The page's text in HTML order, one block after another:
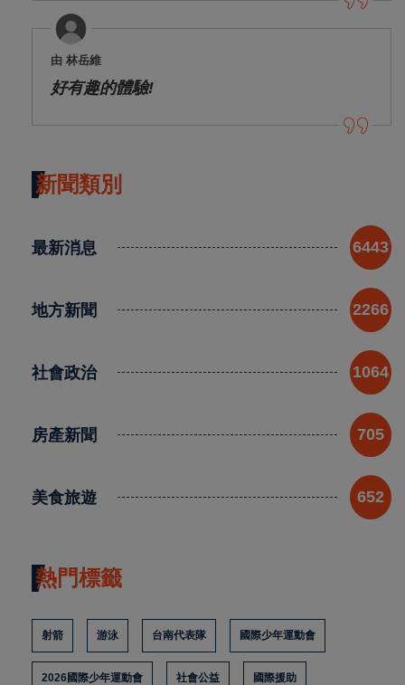
由 林岳維
好有趣的體驗!
新聞類別
最新消息 6443
地方新聞 2266
社會政治 1064
房產新聞 705
美食旅遊 652
熱門標籤
射箭 游泳 台南代表隊 國際少年運動會
2026國際少年運動會 社會公益 國際援助